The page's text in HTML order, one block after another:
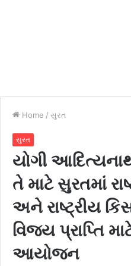
Home / સુરત
સુરત
યોગી
તે માટે સુરતમાં
અને રાષ્ટ્રીય
વિજય પ્રાપ્તિ
આયોજન